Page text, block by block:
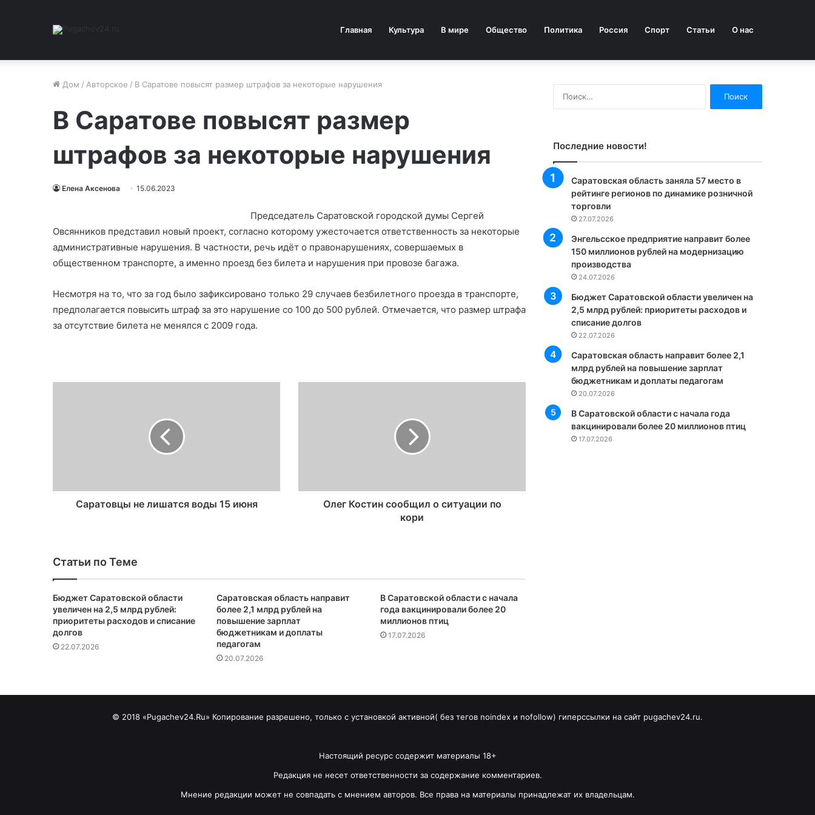
Главная Культура В мире Общество Политика Россия Спорт Статьи О нас
Дом / Авторское / В Саратове повысят размер штрафов за некоторые нарушения
В Саратове повысят размер
штрафов за некоторые нарушения
Елена Аксенова 15.06.2023
Председатель Саратовской городской думы Сергей
Овсянников представил новый проект, согласно которому ужесточается ответственность за некоторые
административные нарушения. В частности, речь идёт о правонарушениях, совершаемых в
общественном транспорте, а именно проезд без билета и нарушения при провозе багажа.
Несмотря на то, что за год было зафиксировано только 29 случаев безбилетного проезда в транспорте,
предполагается повысить штраф за это нарушение со 100 до 500 рублей. Отмечается, что размер штрафа
за отсутствие билета не менялся с 2009 года.
Саратовцы не лишатся воды 15 июня
Олег Костин сообщил о ситуации по
кори
Статьи по Теме
Бюджет Саратовской области
увеличен на 2,5 млрд рублей:
приоритеты расходов и списание
долгов
22.07.2026
Саратовская область направит
более 2,1 млрд рублей на
повышение зарплат
бюджетникам и доплаты
педагогам
20.07.2026
В Саратовской области с начала
года вакцинировали более 20
миллионов птиц
17.07.2026
Последние новости!
Саратовская область заняла 57 место в
рейтинге регионов по динамике розничной
торговли
27.07.2026
Энгельсское предприятие направит более
150 миллионов рублей на модернизацию
производства
24.07.2026
Бюджет Саратовской области увеличен на
2,5 млрд рублей: приоритеты расходов и
списание долгов
22.07.2026
Саратовская область направит более 2,1
млрд рублей на повышение зарплат
бюджетникам и доплаты педагогам
20.07.2026
В Саратовской области с начала года
вакцинировали более 20 миллионов птиц
17.07.2026
© 2018 «Pugachev24.Ru» Копирование разрешено, только с установкой активной( без тегов noindex и nofollow) гиперссылки на сайт pugachev24.ru.
Настоящий ресурс содержит материалы 18+
Редакция не несет ответственности за содержание комментариев.
Мнение редакции может не совпадать с мнением авторов. Все права на материалы принадлежат их владельцам.